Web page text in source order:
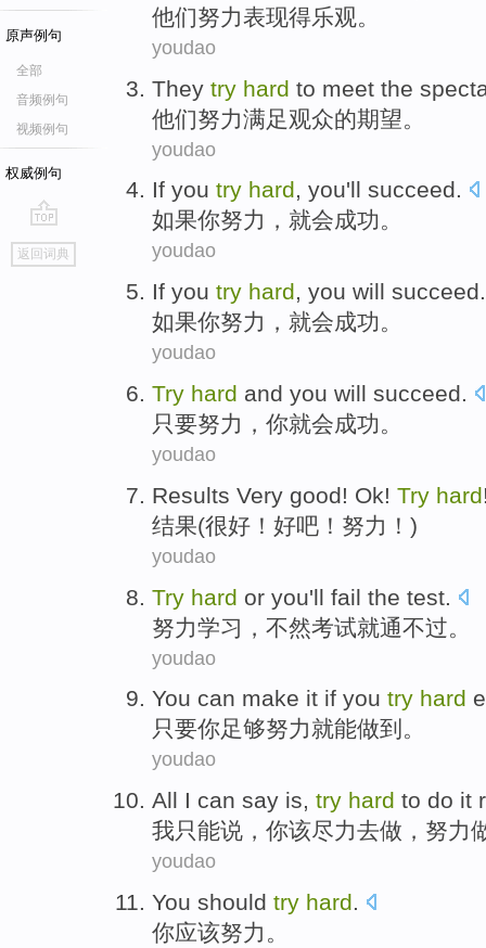
原声例句
全部
音频例句
视频例句
权威例句
go
top
返回词典
他们努力表现得乐观。
youdao
They try hard to meet the
他们努力满足观众的期望 。
youdao
If you try hard, you'll succeed.
如果你努力 ， 就会成功。
youdao
If you try hard, you will succeed.
如果你努力 ， 就会成功。
youdao
Try hard and you will succeed.
只要努力 ， 你就会成功。
youdao
Results Very good! Ok! Try hard
结果(很好 ！ 好吧！ 努力 ！)
youdao
Try hard or you'll fail the test
努力学习， 不然考试就通不过。
youdao
You can make it if you try hard
只要你足够努力就能做到 。
youdao
All I can say is, try hard to do it
我只能说 ，你该尽力去做 ，努力
youdao
You should try hard.
你应该努力 。